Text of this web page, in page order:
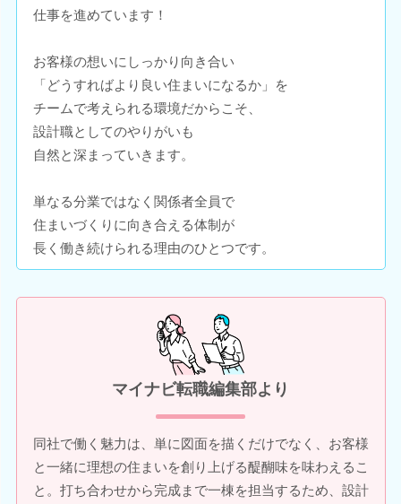
仕事を進めています！
お客様の想いにしっかり向き合い
「どうすればより良い住まいになるか」を
チームで考えられる環境だからこそ、
設計職としてのやりがいも
自然と深まっていきます。
単なる分業ではなく関係者全員で
住まいづくりに向き合える体制が
長く働き続けられる理由のひとつです。
マイナビ転職編集部より
同社で働く魅力は、単に図面を描くだけでなく、お客様
と一緒に理想の住まいを創り上げる醍醐味を味わえるこ
と。打ち合わせから完成まで一棟を担当するため、設計